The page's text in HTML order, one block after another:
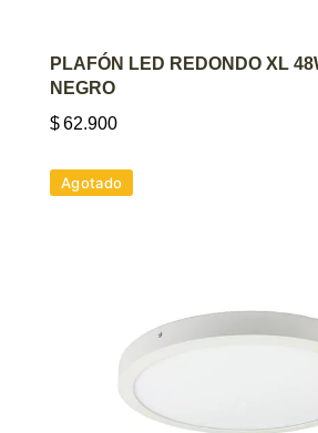
AGREGAR AL
PLAFÓN LED REDONDO XL
NEGRO
$62.900
Agotado